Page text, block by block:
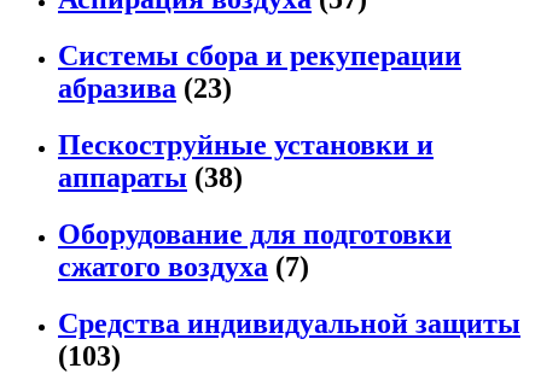
Системы сбора и рекуперации
абразива (23)
Пескоструйные установки и
аппараты (38)
Оборудование для подготовки
сжатого воздуха (7)
Средства индивидуальной защиты
(103)